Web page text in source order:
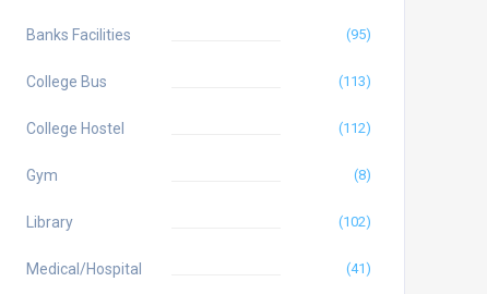
Banks Facilities (95)
College Bus (113)
College Hostel (112)
Gym (8)
Library (102)
Medical/Hospital (41)